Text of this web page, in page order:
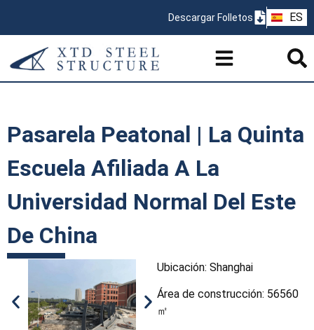
Descargar Folletos ES
PT
Pasarela Peatonal | La Quinta
Escuela Afiliada A La
Universidad Normal Del Este
De China
Ubicación: Shanghai
Área de construcción: 56560
㎡